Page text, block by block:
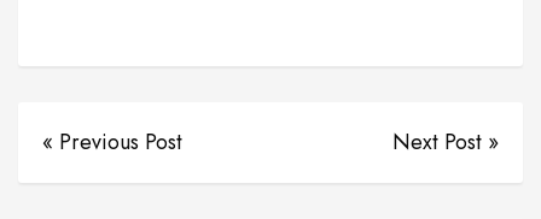
« Previous Post Next Post »